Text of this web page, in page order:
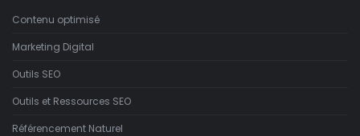
Contenu optimisé
Marketing Digital
Outils SEO
Outils et Ressources SEO
Référencement Naturel